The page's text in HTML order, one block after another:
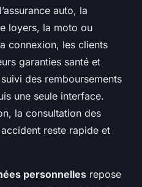
auto, la
loyers, la moto ou
connexion, les clients
garanties santé et
des remboursements
une seule interface.
la consultation des
reste rapide et
personnelles repose